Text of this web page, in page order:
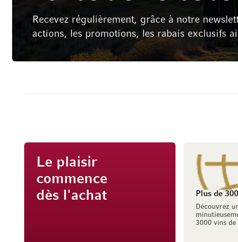
Recevez régulièrement, grâce à notre
actions, les promotions, les rabais exclusifs
Le plaisir
commence
dès l'achat
Plus de
Découvrez
3000 vins